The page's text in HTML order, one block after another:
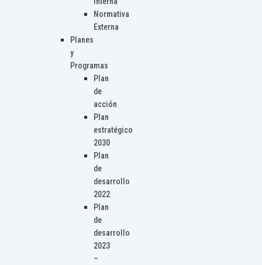
Normativa
Externa
Planes
y
Programas
Plan
de
acción
Plan
estratégico
2030
Plan
de
desarrollo
2022
Plan
de
desarrollo
2023
–